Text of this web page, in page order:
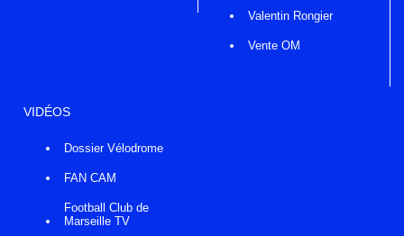
Valentin Rongier
Vente OM
VIDÉOS
Dossier Vélodrome
FAN CAM
Football Club de
Marseille TV